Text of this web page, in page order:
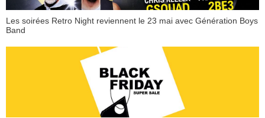
Les soirées Retro Night reviennent le 23 mai avec Génération Boys
Band